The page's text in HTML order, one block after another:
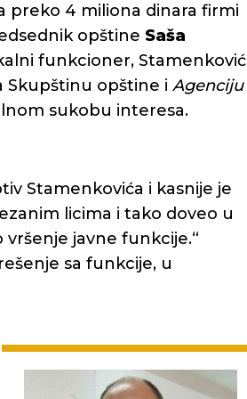
preko 4 miliona dinara firmi
opštine Saša
funkcioner, Stamenković
Skupštinu opštine i Agenciju
sukobu interesa.
Stamenkovića i kasnije je
licima i tako doveo u
javne funkcije.“
sa funkcije, u